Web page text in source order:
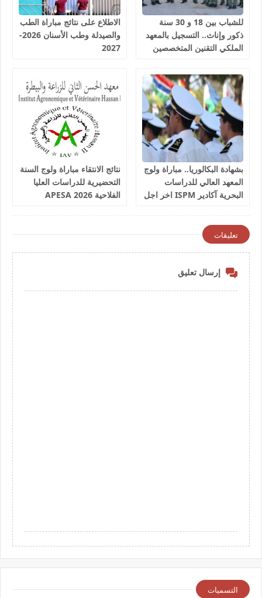
للشباب بين 18 و 30 سنة
ذكور وإناث.. التسجيل بالمعهد
الملكي التقنين المتخصصين
2027
الاطلاع على نتائج مباراة الطب
والصيدلة وطب الأسنان 2026-
2027
بشهادة البكالوريا.. مباراة ولوج
المعهد العالي للدراسات
البحرية آكادير ISPM اخر اجل
نتائج الانتقاء مباراة ولوج السنة
التحضيرية للدراسات العليا
الفلاحية 2026 APESA
تعليقات
إرسال تعليق
التسميات